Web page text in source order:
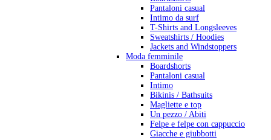
Pantaloni casual
Intimo da surf
T-Shirts and Longsleeves
Sweatshirts / Hoodies
Jackets and Windstoppers
Moda femminile
Boardshorts
Pantaloni casual
Intimo
Bikinis / Bathsuits
Magliette e top
Un pezzo / Abiti
Felpe e felpe con cappuccio
Giacche e giubbotti